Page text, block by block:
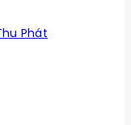
Phát